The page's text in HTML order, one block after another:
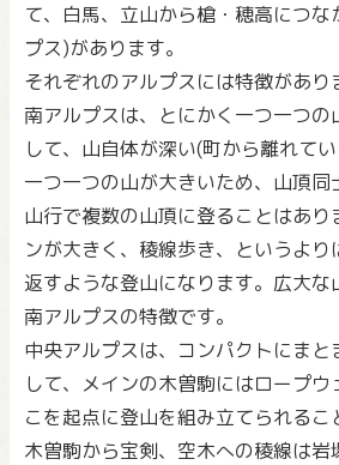
て、白馬、立山から槍・穂高につ
プス)があります。
それぞれのアルプスには特徴があり
南アルプスは、とにかく一つ一つの
して、山自体が深い(町から離れてい
一つ一つの山が大きいため、山頂同
山行で複数の山頂に登ることはあり
ンが大きく、稜線歩き、というより
返すような登山になります。広大な
南アルプスの特徴です。
中央アルプスは、コンパクトにまと
して、メインの木曽駒にはロープ
こを起点に登山を組み立てられるこ
木曽駒から宝剣、空木への稜線は岩